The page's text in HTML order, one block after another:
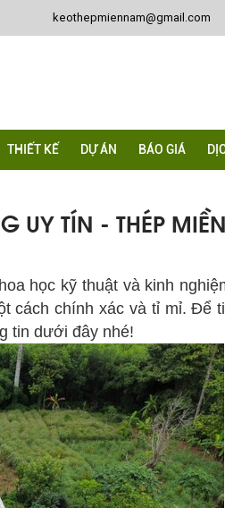
keothepmiennam@gmail.com
THIẾT KẾ DỰ ÁN BÁO GIÁ
UY TÍN - THÉP
học kỹ thuật và kinh
cách chính xác và tỉ mỉ. Để
tin dưới đây nhé!